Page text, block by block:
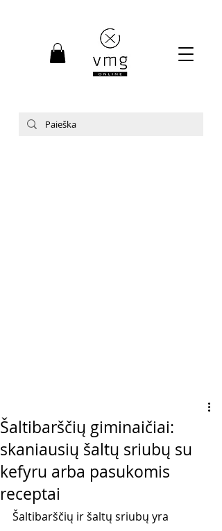
Šaltibarščių giminaičiai:
skaniausių šaltų sriubų su
kefyru arba pasukomis
receptai
Šaltibarščių ir šaltų sriubų yra